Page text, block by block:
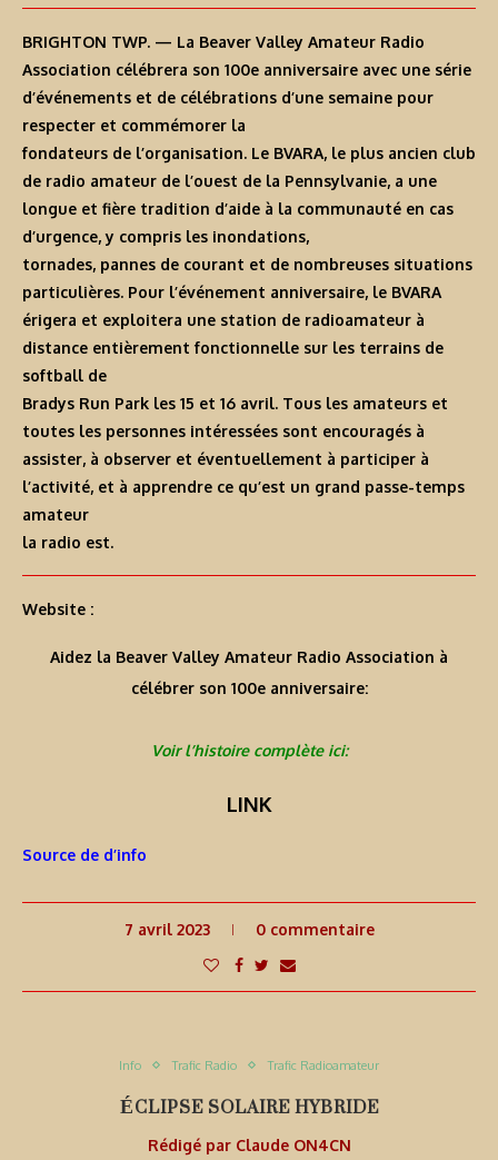
BRIGHTON TWP. — La Beaver Valley Amateur Radio
Association célébrera son 100e anniversaire avec une série
d’événements et de célébrations d’une semaine pour
respecter et commémorer la
fondateurs de l’organisation. Le BVARA, le plus ancien club
de radio amateur de l’ouest de la Pennsylvanie, a une
longue et fière tradition d’aide à la communauté en cas
d’urgence, y compris les inondations,
tornades, pannes de courant et de nombreuses situations
particulières. Pour l’événement anniversaire, le BVARA
érigera et exploitera une station de radioamateur à
distance entièrement fonctionnelle sur les terrains de
softball de
Bradys Run Park les 15 et 16 avril. Tous les amateurs et
toutes les personnes intéressées sont encouragés à
assister, à observer et éventuellement à participer à
l’activité, et à apprendre ce qu’est un grand passe-temps
amateur
la radio est.
Website :
Aidez la Beaver Valley Amateur Radio Association à
célébrer son 100e anniversaire:
Voir l’histoire complète ici:
LINK
Source de d’info
7 avril 2023 0 commentaire
Info Trafic Radio Trafic Radioamateur
ÉCLIPSE SOLAIRE HYBRIDE
Rédigé par Claude ON4CN